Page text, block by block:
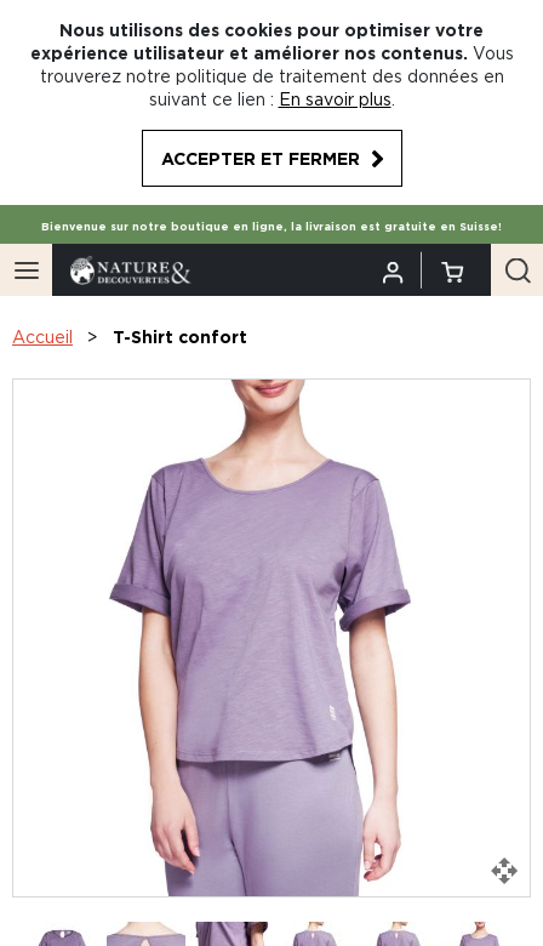
Nous utilisons des cookies pour optimiser votre
expérience utilisateur et améliorer nos contenus. Vous
trouverez notre politique de traitement des données en
suivant ce lien : En savoir plus
ACCEPTER ET FERMER
Bienvenue sur notre boutique en ligne, la livraison est gratuite en Suisse!
Accueil T-Shirt confort